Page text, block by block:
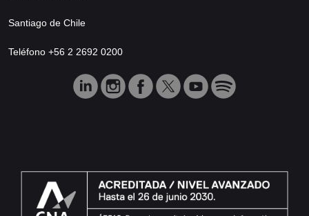
Santiago de Chile
Teléfono +56 2 2692 0200